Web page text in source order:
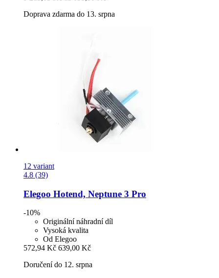
Doprava zdarma do 13. srpna
12 variant
4.8 (39)
Elegoo Hotend, Neptune 3 Pro
-10%
Originální náhradní díl
Vysoká kvalita
Od Elegoo
572,94 Kč 639,00 Kč
Doručení do 12. srpna